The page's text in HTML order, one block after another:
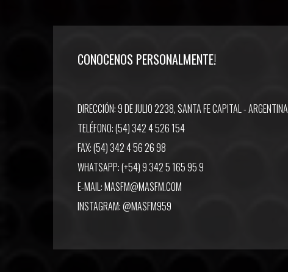
CONOCENOS PERSONALMENTE!
DIRECCIÓN: 9 DE JULIO 2238, SANTA FE CAPITAL - ARGENTINA
TELÉFONO: (54) 342 4 526 154
FAX: (54) 342 4 56 26 98
WHATSAPP: (+54) 9 342 5 165 95 9
E-MAIL:MASFM@MASFM.COM
INSTAGRAM:@MASFM959